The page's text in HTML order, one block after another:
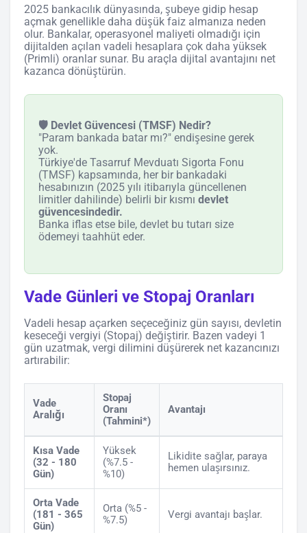
2025 bankacılık dünyasında, şubeye gidip hesap
açmak genellikle daha düşük faiz almanıza neden
olur. Bankalar, operasyonel maliyeti olmadığı için
dijitalden açılan vadeli hesaplara çok daha yüksek
(Primli) oranlar sunar. Bu araçla dijital avantajını net
kazanca dönüştürün.
🛡️ Devlet Güvencesi (TMSF) Nedir?
"Param bankada batar mı?" endişesine gerek
yok.
Türkiye'de Tasarruf Mevduatı Sigorta Fonu
(TMSF) kapsamında, her bir bankadaki
hesabınızın (2025 yılı itibarıyla güncellenen
limitler dahilinde) belirli bir kısmı devlet
güvencesindedir.
Banka iflas etse bile, devlet bu tutarı size
ödemeyi taahhüt eder.
Vade Günleri ve Stopaj Oranları
Vadeli hesap açarken seçeceğiniz gün sayısı, devletin
keseceği vergiyi (Stopaj) değiştirir. Bazen vadeyi 1
gün uzatmak, vergi dilimini düşürerek net kazancınızı
artırabilir:
Vade
Aralığı
Stopaj
Oranı
(Tahmini*)
Avantajı
Kısa Vade
(32 - 180
Gün)
Yüksek
(%7.5 -
%10)
Likidite sağlar, paraya
hemen ulaşırsınız.
Orta Vade
(181 - 365
Gün)
Orta (%5 -
%7.5)
Vergi avantajı başlar.